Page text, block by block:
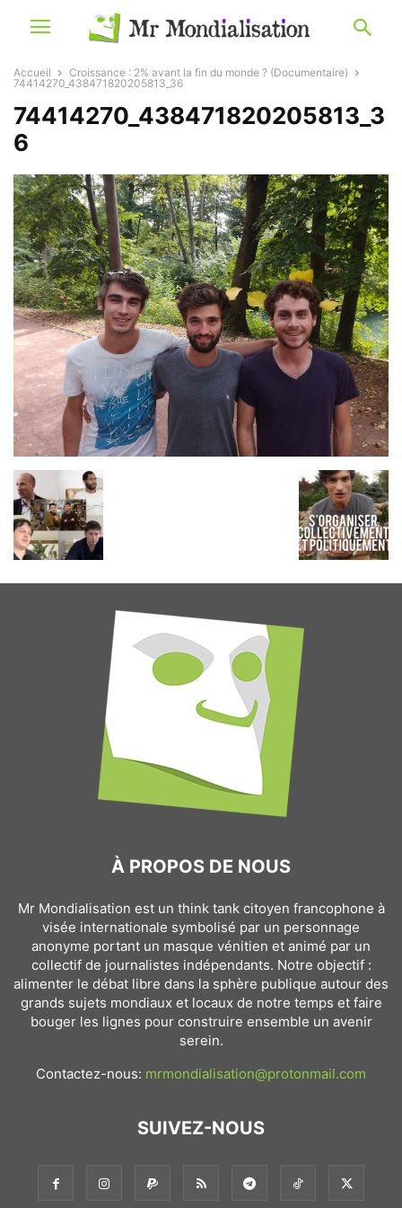
Accueil
Croissance : 2% avant la fin du monde ? (Documentaire)
74414270_438471820205813_36
74414270_438471820205813_3
6
À PROPOS DE NOUS
Mr Mondialisation est un think tank citoyen francophone à
visée internationale symbolisé par un personnage
anonyme portant un masque vénitien et animé par un
collectif de journalistes indépendants. Notre objectif :
alimenter le débat libre dans la sphère publique autour des
grands sujets mondiaux et locaux de notre temps et faire
bouger les lignes pour construire ensemble un avenir
serein.
Contactez-nous: mrmondialisation@protonmail.com
SUIVEZ-NOUS